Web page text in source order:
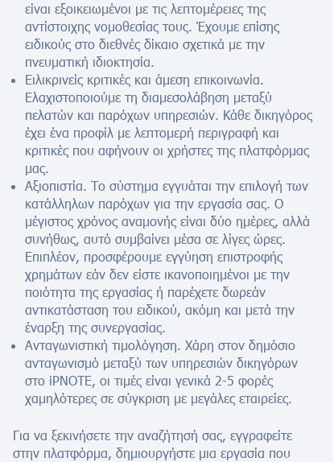
είναι εξοικειωμένοι με τις λεπτομέρειες της
αντίστοιχης νομοθεσίας τους. Έχουμε επίσης
ειδικούς στο διεθνές δίκαιο σχετικά με την
πνευματική ιδιοκτησία.
Ειλικρινείς κριτικές και άμεση επικοινωνία.
Ελαχιστοποιούμε τη διαμεσολάβηση μεταξύ
πελατών και παρόχων υπηρεσιών. Κάθε δικηγόρος
έχει ένα προφίλ με λεπτομερή περιγραφή και
κριτικές που αφήνουν οι χρήστες της πλατφόρμας
μας.
Αξιοπιστία. Το σύστημα εγγυάται την επιλογή των
κατάλληλων παρόχων για την εργασία σας. Ο
μέγιστος χρόνος αναμονής είναι δύο ημέρες, αλλά
συνήθως, αυτό συμβαίνει μέσα σε λίγες ώρες.
Επιπλέον, προσφέρουμε εγγύηση επιστροφής
χρημάτων εάν δεν είστε ικανοποιημένοι με την
ποιότητα της εργασίας ή παρέχετε δωρεάν
αντικατάσταση του ειδικού, ακόμη και μετά την
έναρξη της συνεργασίας.
Ανταγωνιστική τιμολόγηση. Χάρη στον δημόσιο
ανταγωνισμό μεταξύ των υπηρεσιών δικηγόρων
στο iPNOTE, οι τιμές είναι γενικά 2-5 φορές
χαμηλότερες σε σύγκριση με μεγάλες εταιρείες.
Για να ξεκινήσετε την αναζήτησή σας, εγγραφείτε
στην πλατφόρμα, δημιουργήστε μια εργασία που